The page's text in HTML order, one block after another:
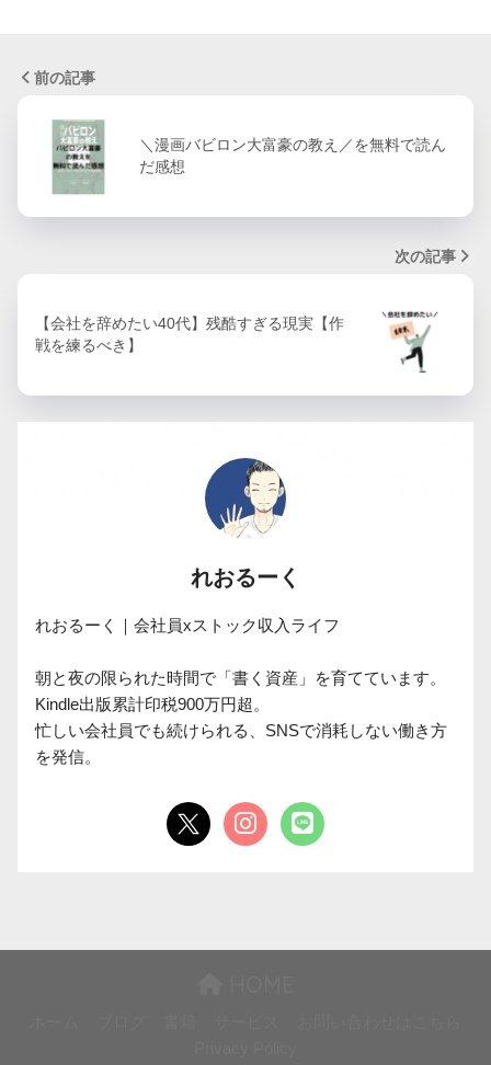
前の記事
＼漫画バビロン大富豪の教え／を無料で読ん
だ感想
次の記事
【会社を辞めたい40代】残酷すぎる現実【作
戦を練るべき】
れおるーく
れおるーく｜会社員xストック収入ライフ
朝と夜の限られた時間で「書く資産」を育てています。
Kindle出版累計印税900万円超。
忙しい会社員でも続けられる、SNSで消耗しない働き方
を発信。